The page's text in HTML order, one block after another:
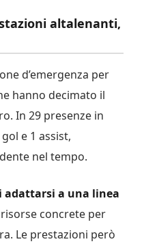
altalenanti,
d’emergenza per
hanno decimato il
In 29 presenze in
e 1 assist,
nel tempo.
adattarsi a una linea
concrete per
Le prestazioni però